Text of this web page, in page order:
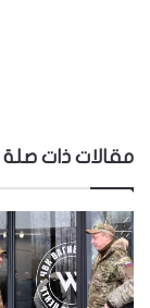
مقالات ذات صلة